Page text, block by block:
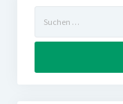
nach: